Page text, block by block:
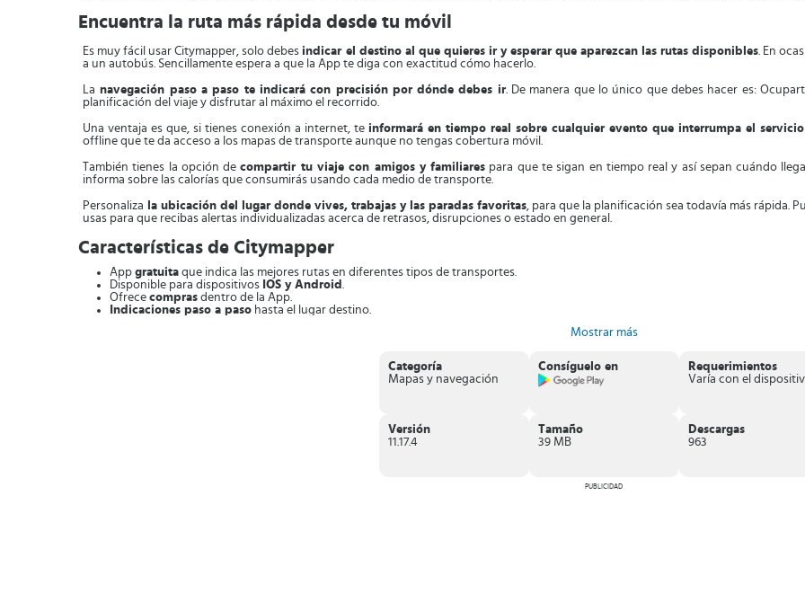
Encuentra la ruta más rápida desde tu móvil
Es muy fácil usar Citymapper, solo debes indicar el destino al que quieres ir y esperar que aparezcan las rutas disponibles. En
a un autobús. Sencillamente espera a que la App te diga con exactitud cómo hacerlo.
La navegación paso a paso te indicará con precisión por dónde debes ir. De manera que lo único que debes hacer es:
planificación del viaje y disfrutar al máximo el recorrido.
Una ventaja es que, si tienes conexión a internet, te informará en tiempo real sobre cualquier evento que interrumpa el servicio
offline que te da acceso a los mapas de transporte aunque no tengas cobertura móvil.
También tienes la opción decompartir tu viaje con amigos y familiares para que te sigan en tiempo real y así sepan cuándo
informa sobre las calorías que consumirás usando cada medio de transporte.
Personaliza la ubicación del lugar donde vives, trabajas y las paradas favoritas, para que la planificación sea todavía más rápida.
usas para que recibas alertas individualizadas acerca de retrasos, disrupciones o estado en general.
Características de Citymapper
App gratuita que indica las mejores rutas en diferentes tipos de transportes.
Disponible para dispositivos IOS y Android .
Ofrece compras dentro de la App.
Indicaciones paso a paso hasta el lugar destino.
Citymapper es la App móvil que te guía por la ciudady te ayuda a encontrar la mejor forma de llegar a tu destino.
Mostrar más
Categoría
Mapas y navegación
Consíguelo en
Requerimientos
Varía con el
Versión
11.17.4
Tamaño
39 MB
Descargas
963
PUBLICIDAD